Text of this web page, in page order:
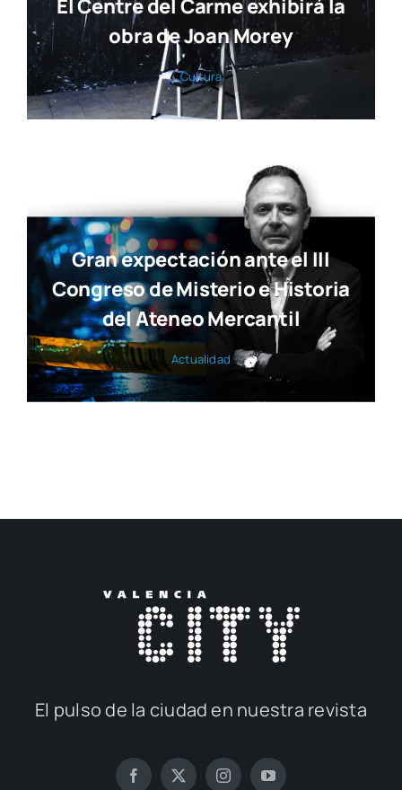
El Centre del Carme exhibirá la
obra de Joan Morey
Cul­tu­ra
Gran expectación ante el III
Congreso de Misterio e Historia
del Ateneo Mercantil
Actua­li­dad
El pul­so de la ciu­dad en nues­tra revis­ta